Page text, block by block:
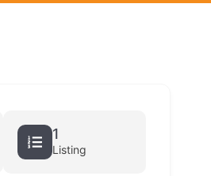
1
Listing